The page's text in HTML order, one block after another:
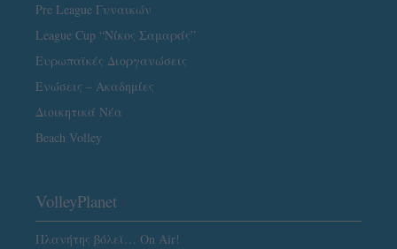
Pre League Γυναικών
League Cup “Νίκος Σαμαράς”
Ευρωπαϊκές Διοργανώσεις
Ενώσεις – Ακαδημίες
Διοικητικά Νέα
Beach Volley
VolleyPlanet
Πλανήτης βόλεϊ… On Air!